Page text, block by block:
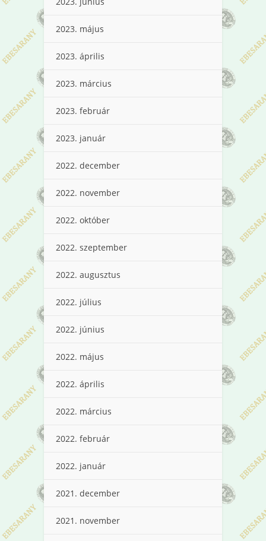
2023. május
2023. április
2023. március
2023. február
2023. január
2022. december
2022. november
2022. október
2022. szeptember
2022. augusztus
2022. július
2022. június
2022. május
2022. április
2022. március
2022. február
2022. január
2021. december
2021. november